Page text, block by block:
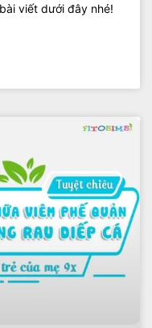
viết dưới đây nhé!